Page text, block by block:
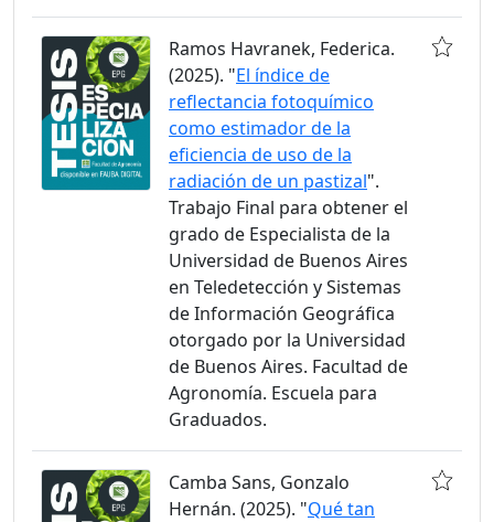
Ramos Havranek, Federica.
(2025). "El índice de
reflectancia fotoquímico
como estimador de la
eficiencia de uso de la
radiación de un pastizal".
Trabajo Final para obtener el
grado de Especialista de la
Universidad de Buenos Aires
en Teledetección y Sistemas
de Información Geográfica
otorgado por la Universidad
de Buenos Aires. Facultad de
Agronomía. Escuela para
Graduados.
Camba Sans, Gonzalo
Hernán. (2025). "Qué tan